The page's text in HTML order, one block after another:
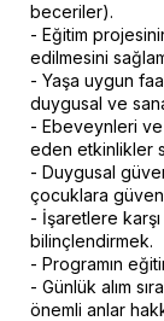
beceriler).
- Eğitim
edilmesini
- Yaşa uygun
duygusal ve
- Ebeveynleri ve
eden etkinlikler
- Duygusal
çocuklara
- İşaretlere
bilinçlendirmek.
- Programın
- Günlük alım
önemli anlar